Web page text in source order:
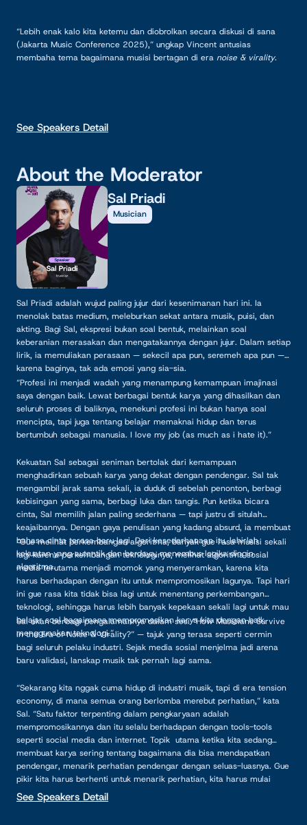
“Lebih enak kalo kita ketemu dan diobrolkan secara diskusi di sana
(Jakarta Music Conference 2025),” ungkap Vincent antusias
membaha tema bagaimana musisi bertagan di era noise & virality.
See Speakers Detail
About the Moderator
Sal Priadi
Musician
Sal Priadi adalah wujud paling jujur dari kesenimanan hari ini. Ia
menolak batas medium, meleburkan sekat antara musik, puisi, dan
akting. Bagi Sal, ekspresi bukan soal bentuk, melainkan soal
keberanian merasakan dan mengatakannya dengan jujur. Dalam setiap
lirik, ia memuliakan perasaan — sekecil apa pun, seremeh apa pun —
karena baginya, tak ada emosi yang sia-sia.
“Profesi ini menjadi wadah yang menampung kemampuan imajinasi
saya dengan baik. Lewat berbagai bentuk karya yang dihasilkan dan
seluruh proses di baliknya, menekuni profesi ini bukan hanya soal
mencipta, tapi juga tentang belajar memaknai hidup dan terus
bertumbuh sebagai manusia. I love my job (as much as i hate it).”
Kekuatan Sal sebagai seniman bertolak dari kemampuan
menghadirkan sebuah karya yang dekat dengan pendengar. Sal tak
mengambil jarak sama sekali, ia duduk di sebelah penonton, berbagi
kebisingan yang sama, berbagi luka dan tangis. Pun ketika bicara
cinta, Sal memilih jalan paling sederhana — tapi justru di situlah
keajaibannya. Dengan gaya penulisan yang kadang absurd, ia membuat
bahasa cinta terasa baru lagi. Dari kesederhanaan itu, lahirlah
kekuatan yang autentik dan berdaya, menembus logika dingin
algoritma.
“Gue melihat perkembangan algoritma, banyak gue rasa musisi sekali
lagi karena perkembangan teknologinya, melihat algoritma sosial
media terutama menjadi momok yang menyeramkan, karena kita
harus berhadapan dengan itu untuk mempromosikan lagunya. Tapi hari
ini gue rasa kita tidak bisa lagi untuk menentang perkembangan
teknologi, sehingga harus lebih banyak kepekaan sekali lagi untuk mau
belajar soal bagaimana mempromosikan karya kita dengan baik
menggunakan teknologi.”
Sal akan berbagi pengalamannya dalam sesi “How Musicians Survive
in the Era of Noise & Virality?” — tajuk yang terasa seperti cermin
bagi seluruh pelaku industri. Sejak media sosial menjelma jadi arena
baru validasi, lanskap musik tak pernah lagi sama.
“Sekarang kita nggak cuma hidup di industri musik, tapi di era tension
economy, di mana semua orang berlomba merebut perhatian,” kata
Sal. “Satu faktor terpenting dalam pengkaryaan adalah
mempromosikannya dan itu selalu berhadapan dengan tools-tools
seperti social media dan internet. Topik utama ketika kita sedang
membuat karya sering tentang bagaimana dia bisa mendapatkan
pendengar, menarik perhatian pendengar dengan seluas-luasnya. Gue
pikir kita harus berhenti untuk menarik perhatian, kita harus mulai
membangun karya yang berarti.”
See Speakers Detail